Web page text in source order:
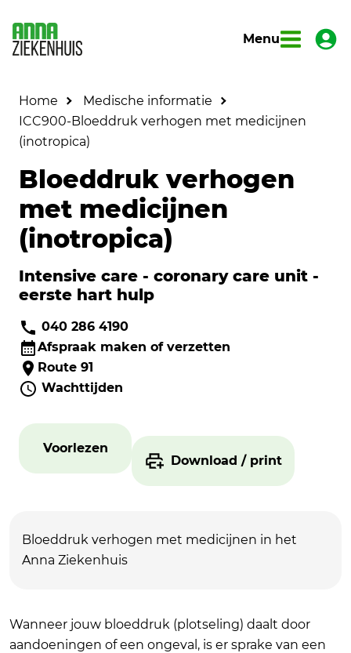
Menu
Home
Medische informatie
ICC900-Bloeddruk verhogen met medicijnen
(inotropica)
Bloeddruk verhogen
met medicijnen
(inotropica)
Intensive care - coronary care unit -
eerste hart hulp
040 286 4190
Afspraak maken of verzetten
Route 91
Wachttijden
Voorlezen
Download / print
Bloeddruk verhogen met medicijnen in het
Anna Ziekenhuis
Wanneer jouw bloeddruk (plotseling) daalt door
aandoeningen of een ongeval, is er sprake van een